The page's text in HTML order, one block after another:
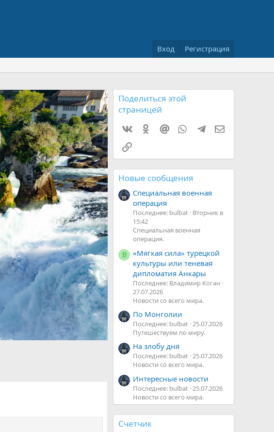
Вход Регистрация
В
п
е
р
ё
д
Поделиться этой
страницей
VkontakteOdnoklassniki
Mail.ru WhatsAppTelegramЭлектронная
Ссылка
Новые сообщения
Специальная военная
операция
Последнее: bulbat Вторник в
15:42
Специальная военная
операция.
В
«Мягкая сила» турецкой
культуры или теневая
дипломатия Анкары
Последнее: Владимир Коган
27.07.2026
Новости со всего мира.
По Монголии
Последнее: bulbat 25.07.2026
Путешествуем по миру.
На злобу дня
Последнее: bulbat 25.07.2026
Новости со всего мира.
Интересные новости
Последнее: bulbat 25.07.2026
Новости со всего мира.
Счетчик